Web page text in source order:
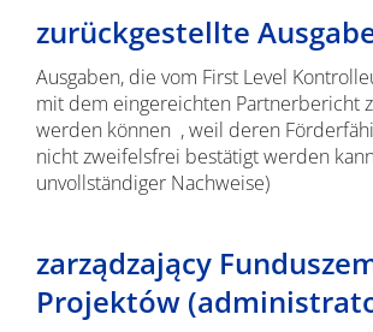
zurückgestellte
Ausgaben, die vom First Level
mit dem eingereichten Partnerbericht
werden können , weil deren
nicht zweifelsfrei bestätigt werden
unvollständiger Nachweise)
zarządzający
Projektów